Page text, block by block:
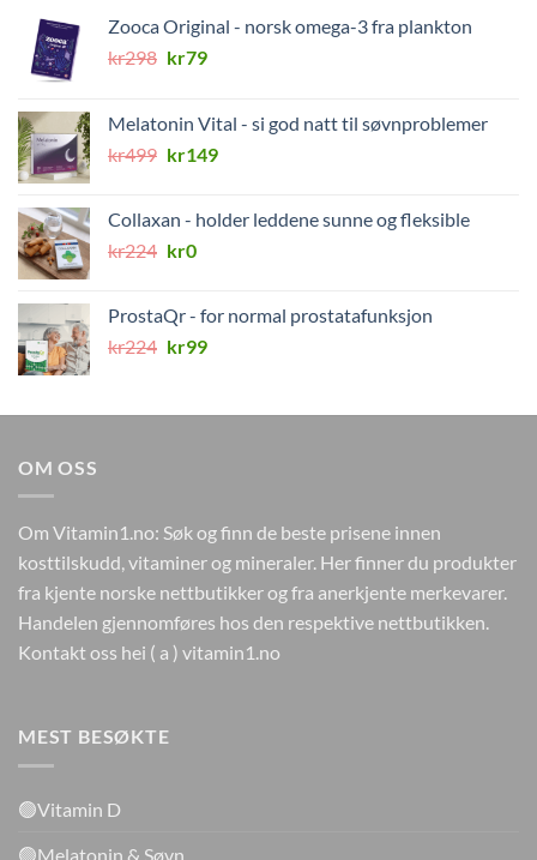
Zooca Original - norsk omega-3 fra plankton
kr298 Opprinnelig
kr298.
kr79Nåværende
kr79.
Melatonin Vital - si god natt til søvnproblemer
kr499 Opprinnelig
kr499.
kr149Nåværende
kr149.
Collaxan - holder leddene sunne og fleksible
kr224 Opprinnelig
kr224.
kr0Nåværende
kr0.
ProstaQr - for normal prostatafunksjon
kr224 Opprinnelig
kr224.
kr99Nåværende
kr99.
OM OSS
Om Vitamin1.no: Søk og finn de beste prisene innen
kosttilskudd, vitaminer og mineraler. Her finner du produkter
fra kjente norske nettbutikker og fra anerkjente merkevarer.
Handelen gjennomføres hos den respektive nettbutikken.
Kontakt oss hei ( a ) vitamin1.no
MEST BESØKTE
🟢Vitamin D
🟢Melatonin & Søvn